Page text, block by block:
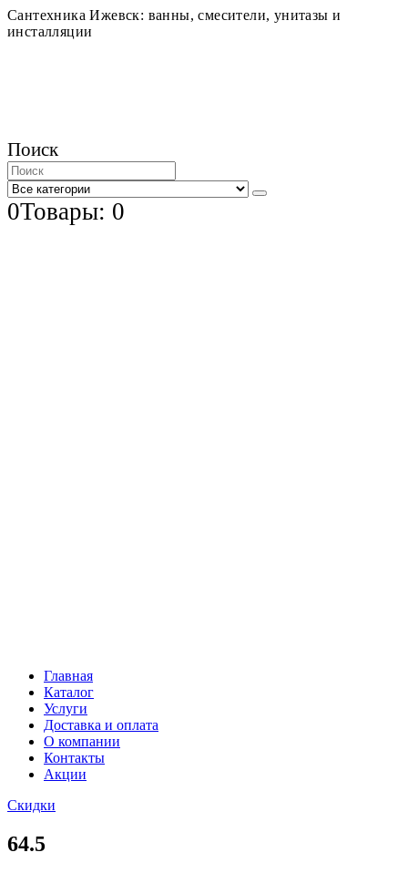
Сантехника Ижевск: ванны, смесители, унитазы и
инсталляции
Поиск
0Товары: 0
Главная
Каталог
Услуги
Доставка и оплата
О компании
Контакты
Акции
Скидки
64.5